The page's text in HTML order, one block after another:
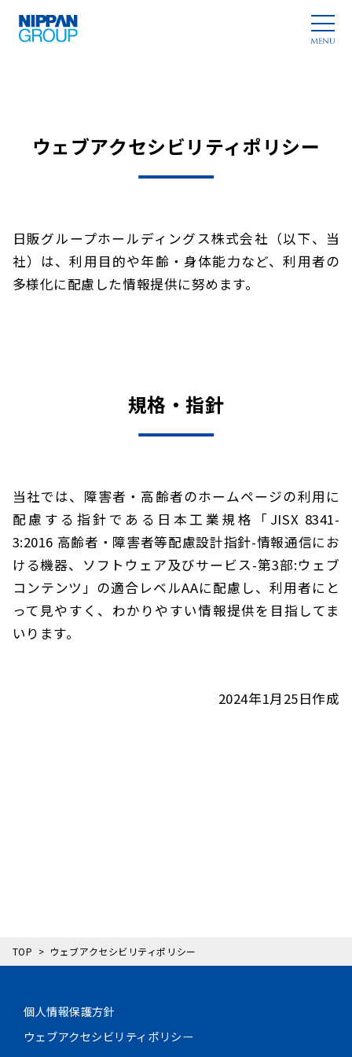
ウェブアクセシビリティポリシー
日販グループホールディングス株式会社（以下、当
社）は、利用目的や年齢・身体能力など、利用者の
多様化に配慮した情報提供に努めます。
規格・指針
当社では、障害者・高齢者のホームページの利用に
配慮する指針である日本工業規格「JISX 8341-
3:2016 高齢者・障害者等配慮設計指針-情報通信にお
ける機器、ソフトウェア及びサービス-第3部:ウェブ
コンテンツ」の適合レベルAAに配慮し、利用者にと
って見やすく、わかりやすい情報提供を目指してま
いります。
2024年1月25日作成
TOP ウェブアクセシビリティポリシー
個人情報保護方針
ウェブアクセシビリティポリシー